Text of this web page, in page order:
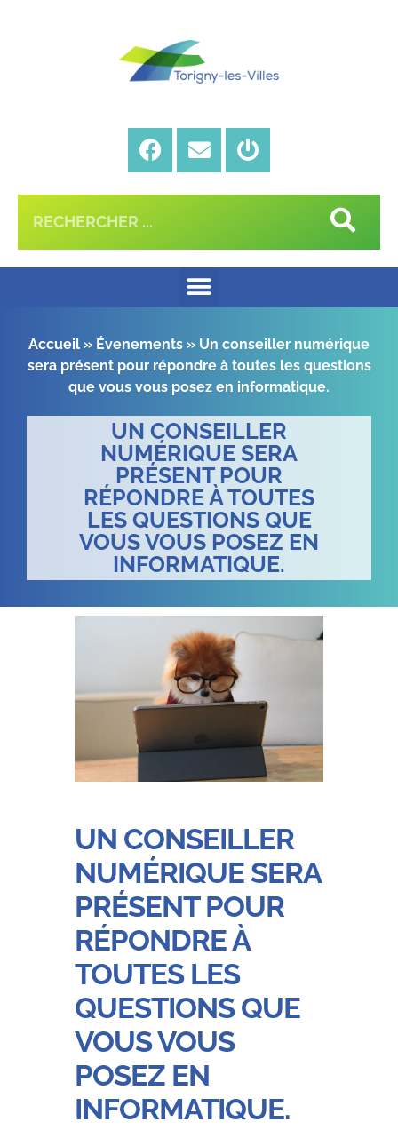
Accueil » Évenements » Un conseiller numérique
sera présent pour répondre à toutes les questions
que vous vous posez en informatique.
UN CONSEILLER
NUMÉRIQUE SERA
PRÉSENT POUR
RÉPONDRE À TOUTES
LES QUESTIONS QUE
VOUS VOUS POSEZ EN
INFORMATIQUE.
UN CONSEILLER
NUMÉRIQUE SERA
PRÉSENT POUR
RÉPONDRE À
TOUTES LES
QUESTIONS QUE
VOUS VOUS
POSEZ EN
INFORMATIQUE.